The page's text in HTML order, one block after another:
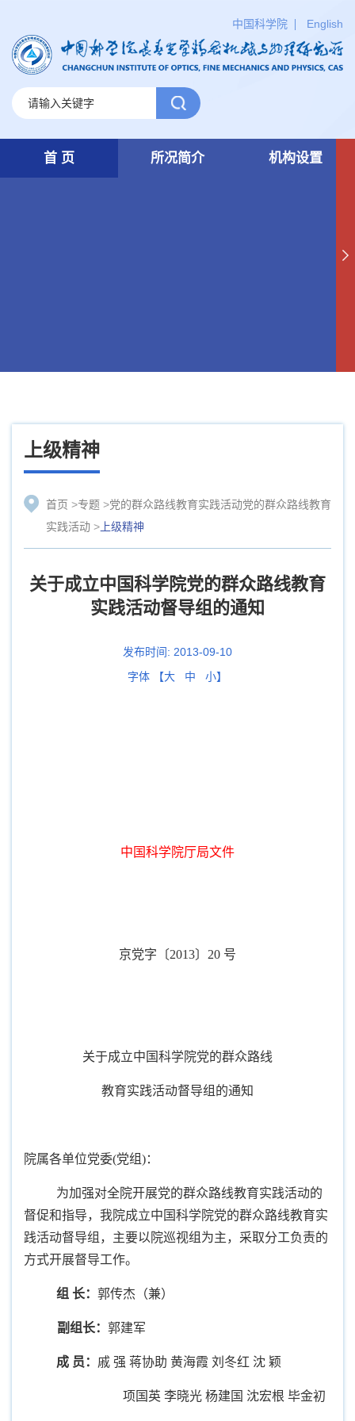
中国科学院 English
首 页 所况简介 机构设置
上级精神
首页 >专题 >党的群众路线教育实践活动党的群众路线教育
实践活动 > 上级精神
关于成立中国科学院党的群众路线教育
实践活动督导组的通知
发布时间: 2013-09-10
字体 【大 中 小】
中国科学院厅局文件
京党字〔2013〕 20 号
关于成立中国科学院党的群众路线
教育实践活动督导组的通知
院属各单位党委(党组)：
为加强对全院开展党的群众路线教育实践活动的
督促和指导，我院成立中国科学院党的群众路线教育实
践活动督导组，主要以院巡视组为主，采取分工负责的
方式开展督导工作。
组 长：郭传杰（兼）
副组长：郭建军
成 员： 戚 强 蒋协助 黄海霞 刘冬红 沈 颖
项国英 李晓光 杨建国 沈宏根 毕金初